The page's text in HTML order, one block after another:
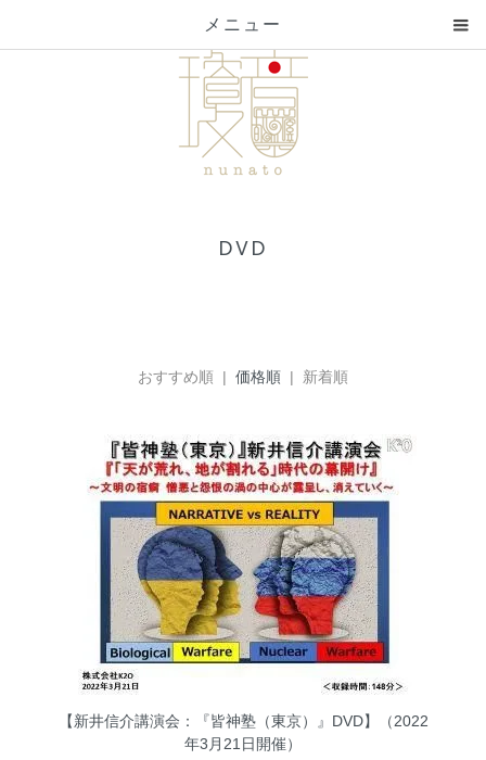
メニュー
DVD
おすすめ順 | 価格順 | 新着順
【新井信介講演会：『皆神塾（東京）』DVD】（2022
年3月21日開催）